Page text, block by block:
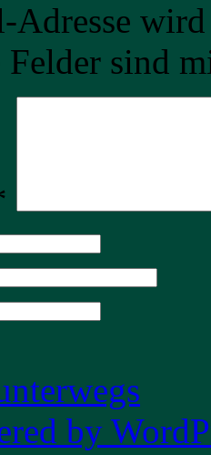
Adresse
Felder sind
by